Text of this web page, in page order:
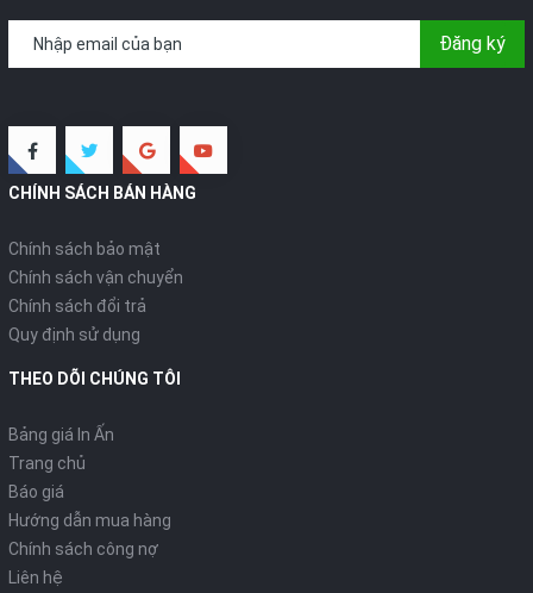
CHÍNH SÁCH BÁN HÀNG
Chính sách bảo mật
Chính sách vận chuyển
Quy định sử dụng
THEO DÕI CHÚNG TÔI
Bảng giá In Ấn
Trang chủ
Báo giá